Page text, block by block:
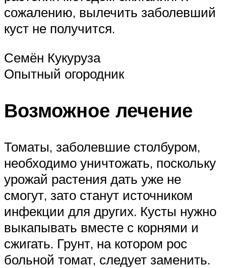
сожалению, вылечить заболевший
куст не получится.
Семён Кукуруза
Опытный огородник
Возможное лечение
Томаты, заболевшие столбуром,
необходимо уничтожать, поскольку
урожай растения дать уже не
смогут, зато станут источником
инфекции для других. Кусты нужно
выкапывать вместе с корнями и
сжигать. Грунт, на котором рос
больной томат, следует заменить.